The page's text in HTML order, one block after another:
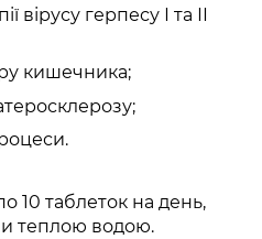
вірусу герпесу І та ІІ
кишечника;
10 таблеток на день,
теплою водою.